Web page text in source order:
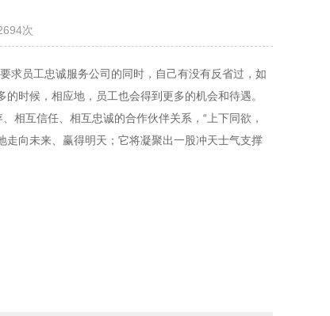
次
求员工忠诚服务公司的同时，自己有没有反省过，如
时候，相应地，员工也会得到更多的机会和待遇。
相互信任、相互忠诚的合作伙伴关系，“上下同欲，
向未来、赢得明天；它将凝聚出一股冲天士气支撑